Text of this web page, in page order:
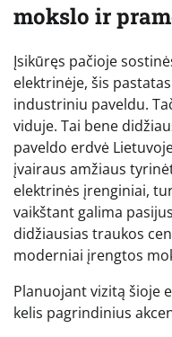
mokslo ir
Įsikūręs pačioje
elektrinėje, šis
industriniu paveldu.
viduje. Tai bene
paveldo erdvė
įvairaus amžiaus
elektrinės įrenginiai,
vaikštant galima
didžiausias traukos
moderniai įrengtos
Planuojant vizitą šioje
kelis pagrindinius